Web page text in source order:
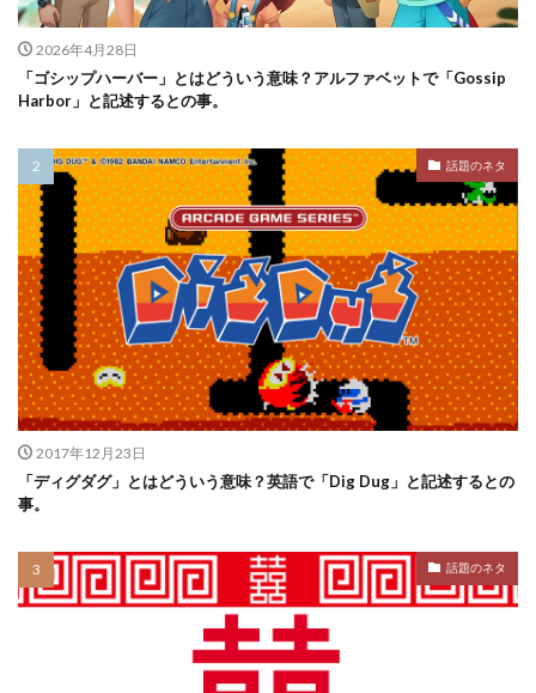
2026年4月28日
「ゴシップハーバー」とはどういう意味？アルファベットで「Gossip
Harbor」と記述するとの事。
話題のネタ
2017年12月23日
「ディグダグ」とはどういう意味？英語で「Dig Dug」と記述するとの
事。
話題のネタ